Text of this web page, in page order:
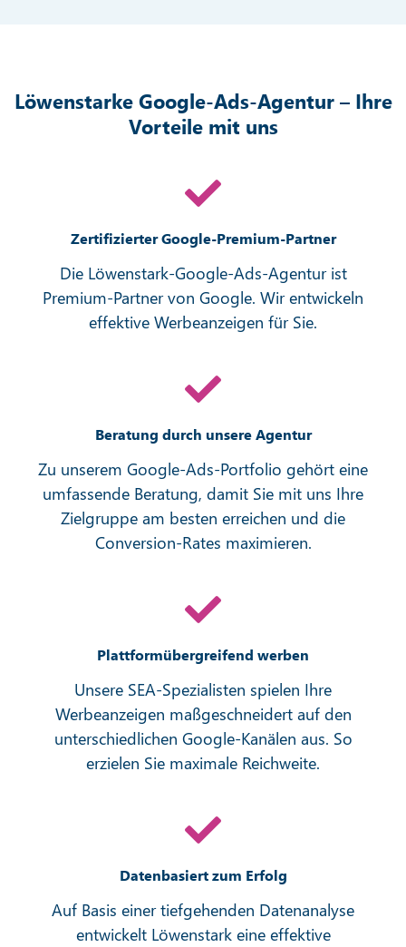
Löwenstarke Google-Ads-Agentur – Ihre
Vorteile mit uns
Zertifizierter Google-Premium-Partner
Die Löwenstark-Google-Ads-Agentur ist
Premium-Partner von Google. Wir entwickeln
effektive Werbeanzeigen für Sie.
Beratung durch unsere Agentur
Zu unserem Google-Ads-Portfolio gehört eine
umfassende Beratung, damit Sie mit uns Ihre
Zielgruppe am besten erreichen und die
Conversion-Rates maximieren.
Plattformübergreifend werben
Unsere SEA-Spezialisten spielen Ihre
Werbeanzeigen maßgeschneidert auf den
unterschiedlichen Google-Kanälen aus. So
erzielen Sie maximale Reichweite.
Datenbasiert zum Erfolg
Auf Basis einer tiefgehenden Datenanalyse
entwickelt Löwenstark eine effektive